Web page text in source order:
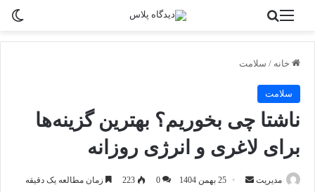
منو
خانه / سلامت
سلامت
ناشتا چی بخوریم؟ بهترین گزینه‌ها
برای لاغری و انرژی روزانه
مدیریت
ارسال25 بهمن 1404 0
223 زمان مطالعه یک دقیقه